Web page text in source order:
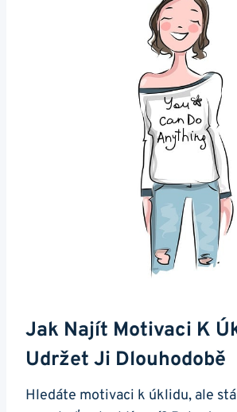
Jak Najít Motivaci K
Udržet Ji Dlouhodobě
Hledáte motivaci k úklidu, ale